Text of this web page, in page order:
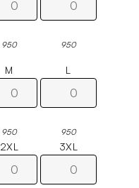
950 950
M
950
L
950
2XL 3XL